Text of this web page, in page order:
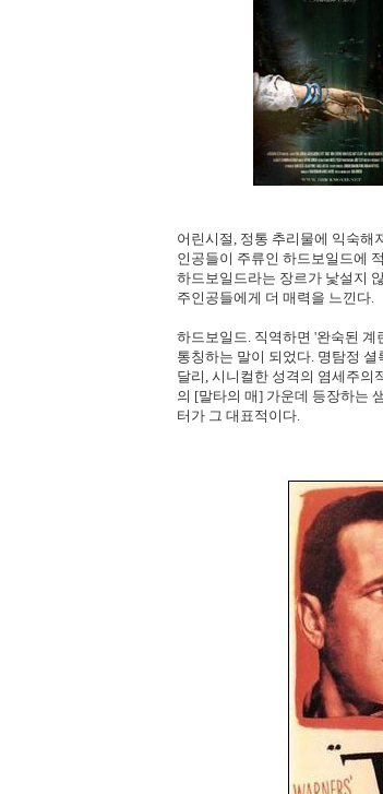
어린시절, 정통 추리물에 익숙해
인공들이 주류인 하드보일드에
하드보일드라는 장르가 낯설지
주인공들에게 더 매력을 느낀다.
하드보일드. 직역하면 '완숙된
통칭하는 말이 되었다. 명탐정
달리, 시니컬한 성격의 염세주의
의 [말타의 매] 가운데 등장하는
터가 그 대표적이다.